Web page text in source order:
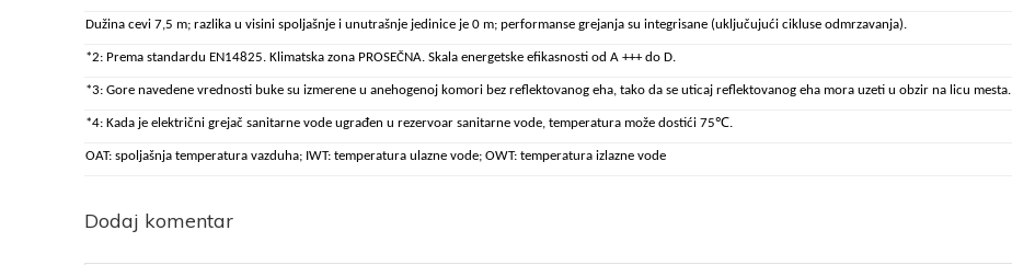
Dužina cevi 7,5 m; razlika u visini spoljašnje i unutrašnje jedinice je 0 m; performanse grejanja su integrisane (uključujući cikluse odmrzavanja).
*2: Prema standardu EN14825. Klimatska zona PROSEČNA. Skala energetske efikasnosti od A +++ do D.
*3: Gore navedene vrednosti buke su izmerene u anehogenoj komori bez reflektovanog eha, tako da se uticaj reflektovanog eha mora uzeti u obzir na licu mesta.
*4: Kada je električni grejač sanitarne vode ugrađen u rezervoar sanitarne vode, temperatura može dostići 75℃.
OAT: spoljašnja temperatura vazduha; IWT: temperatura ulazne vode; OWT: temperatura izlazne vode
Dodaj komentar